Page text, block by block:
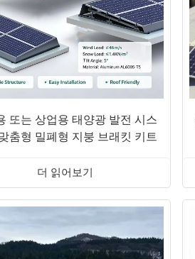
또는 상업용 태양광 발전 시스
춤형 밀폐형 지붕 브래킷 키트
더 읽어보기